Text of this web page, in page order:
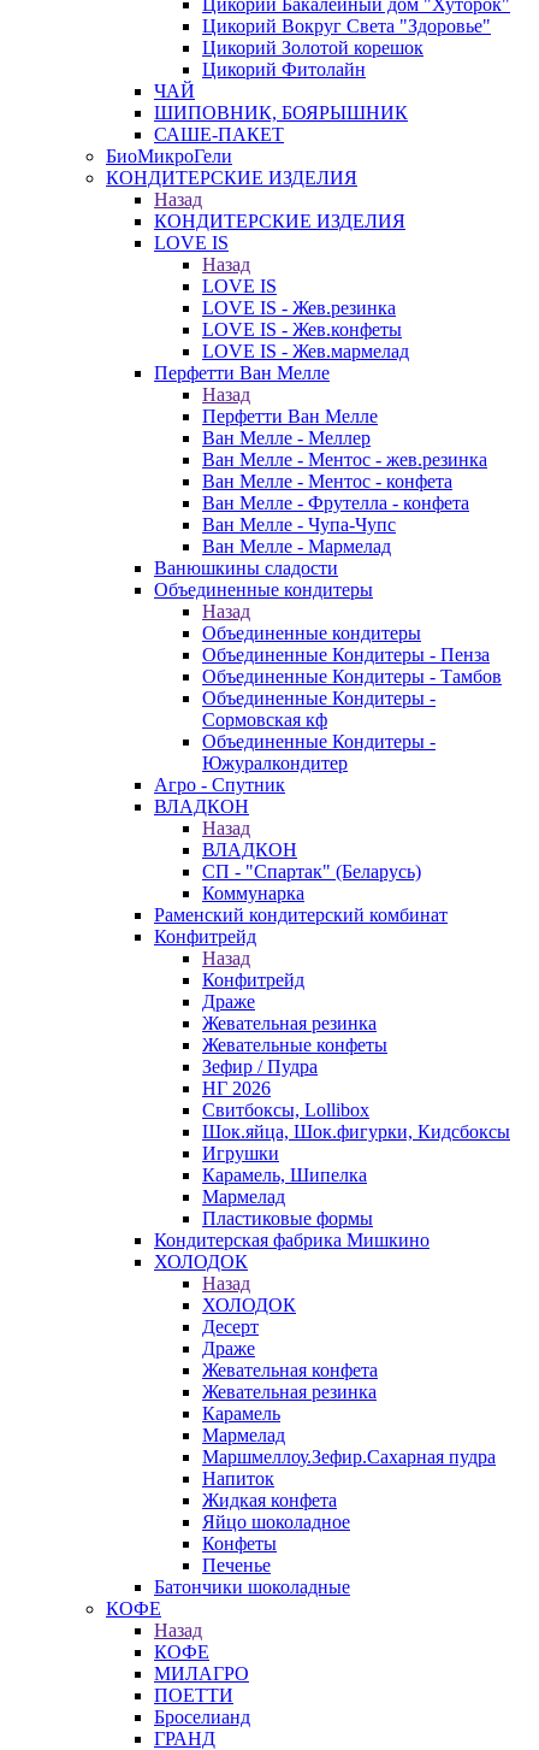
Цикорий Бакалейный дом "Хуторок"
Цикорий Вокруг Света "Здоровье"
Цикорий Золотой корешок
Цикорий Фитолайн
ЧАЙ
ШИПОВНИК, БОЯРЫШНИК
САШЕ-ПАКЕТ
БиоМикроГели
КОНДИТЕРСКИЕ ИЗДЕЛИЯ
Назад
КОНДИТЕРСКИЕ ИЗДЕЛИЯ
LOVE IS
Назад
LOVE IS
LOVE IS - Жев.резинка
LOVE IS - Жев.конфеты
LOVE IS - Жев.мармелад
Перфетти Ван Мелле
Назад
Перфетти Ван Мелле
Ван Мелле - Меллер
Ван Мелле - Ментос - жев.резинка
Ван Мелле - Ментос - конфета
Ван Мелле - Фрутелла - конфета
Ван Мелле - Чупа-Чупс
Ван Мелле - Мармелад
Ванюшкины сладости
Объединенные кондитеры
Назад
Объединенные кондитеры
Объединенные Кондитеры - Пенза
Объединенные Кондитеры - Тамбов
Объединенные Кондитеры -
Сормовская кф
Объединенные Кондитеры -
Южуралкондитер
Агро - Спутник
ВЛАДКОН
Назад
ВЛАДКОН
СП - "Спартак" (Беларусь)
Коммунарка
Раменский кондитерский комбинат
Конфитрейд
Назад
Конфитрейд
Драже
Жевательная резинка
Жевательные конфеты
Зефир / Пудра
НГ 2026
Свитбоксы, Lollibox
Шок.яйца, Шок.фигурки, Кидсбоксы
Игрушки
Карамель, Шипелка
Мармелад
Пластиковые формы
Кондитерская фабрика Мишкино
ХОЛОДОК
Назад
ХОЛОДОК
Десерт
Драже
Жевательная конфета
Жевательная резинка
Карамель
Мармелад
Маршмеллоу.Зефир.Сахарная пудра
Напиток
Жидкая конфета
Яйцо шоколадное
Конфеты
Печенье
Батончики шоколадные
КОФЕ
Назад
КОФЕ
МИЛАГРО
ПОЕТТИ
Броселианд
ГРАНД